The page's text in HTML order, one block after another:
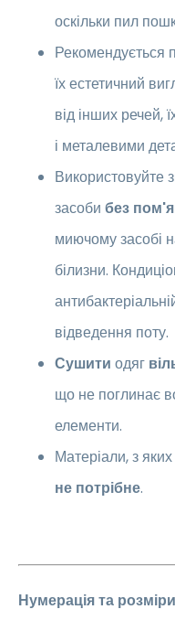
оскільки пил
Рекомендується
їх естетичний
від інших речей,
і металевими
Використовуйте
засоби без
миючому засобі
білизни.
відведення поту.
Сушити одяг
що не поглинає
елементи.
Матеріали, з
не потрібне.
Нумерація та